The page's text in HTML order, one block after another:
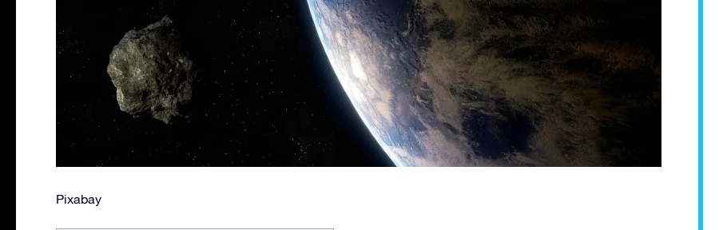
Pixabay